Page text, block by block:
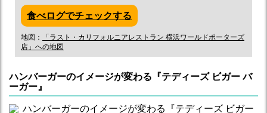
食べログでチェックする
地図：
「ラスト・カリフォルニアレストラン 横浜ワールドポーターズ
店」への地図
ハンバーガーのイメージが変わる『テディーズ ビガー バ
ーガー』